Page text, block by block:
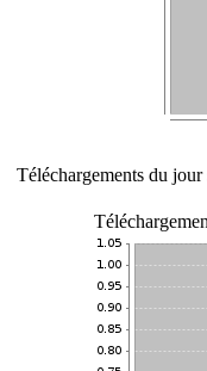
Téléchargements du jour